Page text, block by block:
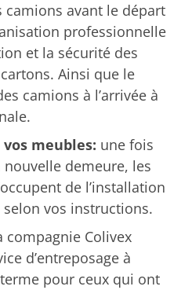
camions avant le départ
professionnelle
et la sécurité des
Ainsi que le
camions à l’arrivée à
meubles: une fois
demeure, les
de l’installation
vos instructions.
compagnie Colivex
d’entreposage à
pour ceux qui ont